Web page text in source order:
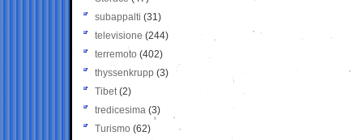
subappalti (31)
televisione(244)
terremoto (402)
thyssenkrupp (3)
Tibet(2)
tredicesima (3)
Turismo (62)